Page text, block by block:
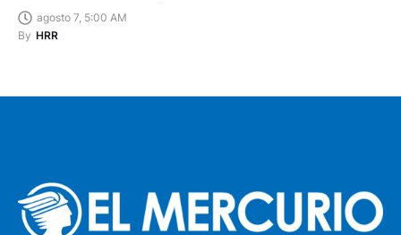
agosto 7, 5:00 AM
By HRR